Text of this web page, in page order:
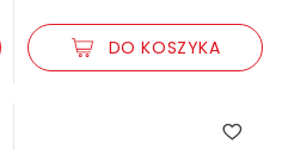
DO KOSZYKA